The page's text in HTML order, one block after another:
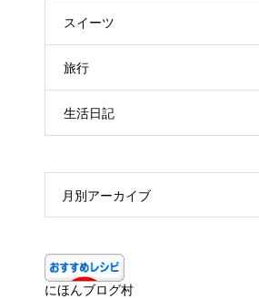
スイーツ
旅行
生活日記
月別アーカイブ
にほんブログ村